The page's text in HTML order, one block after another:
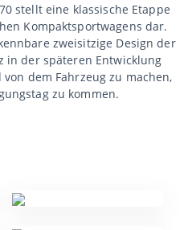
stellt eine klassische Etappe
Kompaktsportwagens dar.
zweisitzige Design der
in der späteren Entwicklung
dem Fahrzeug zu machen,
zu kommen.